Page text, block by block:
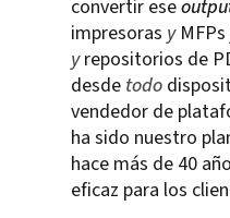
convertir ese
impresoras yMFPs
yrepositorios de
desde todo
vendedor de
ha sido nuestro
hace más de 40
eficaz para los